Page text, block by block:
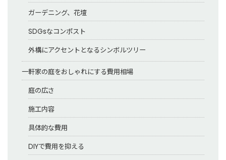
ガーデニング、花壇
SDGsなコンポスト
外構にアクセントとなるシンボルツリー
一軒家の庭をおしゃれにする費用相場
庭の広さ
施工内容
具体的な費用
DIYで費用を抑える